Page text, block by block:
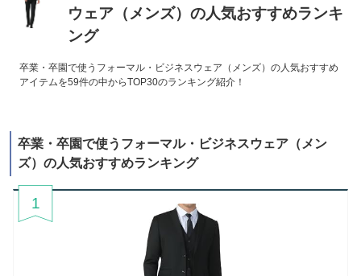
ウェア（メンズ）の人気おすすめランキ
ング
卒業・卒園で使うフォーマル・ビジネスウェア（メンズ）の人気おすすめ
アイテムを59件の中からTOP30のランキング紹介！
卒業・卒園で使うフォーマル・ビジネスウェア（メン
ズ）の人気おすすめランキング
1